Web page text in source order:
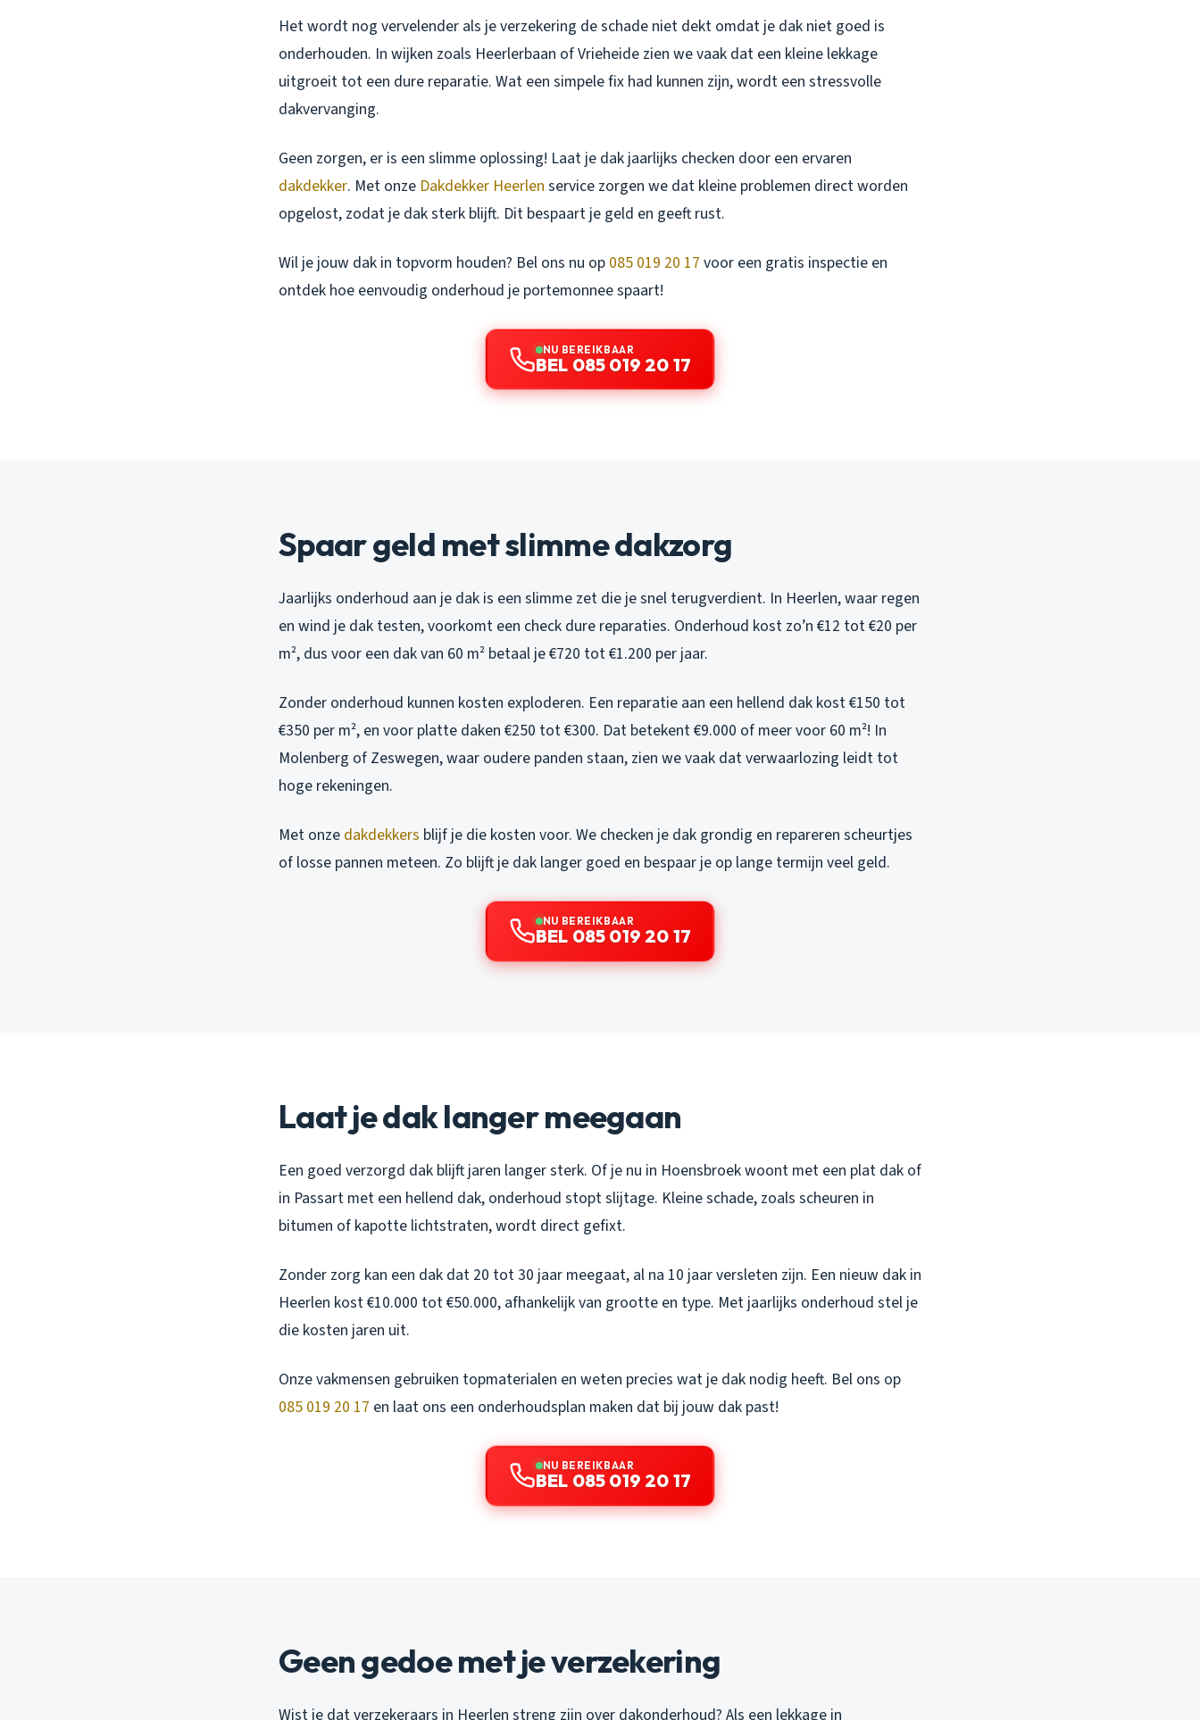
Het wordt nog vervelender als je verzekering de schade niet dekt omdat je dak niet goed is
onderhouden. In wijken zoals Heerlerbaan of Vrieheide zien we vaak dat een kleine lekkage
uitgroeit tot een dure reparatie. Wat een simpele fix had kunnen zijn, wordt een stressvolle
dakvervanging.
Geen zorgen, er is een slimme oplossing! Laat je dak jaarlijks checken door een ervaren
dakdekker. Met onze Dakdekker Heerlen service zorgen we dat kleine problemen direct worden
opgelost, zodat je dak sterk blijft. Dit bespaart je geld en geeft rust.
Wil je jouw dak in topvorm houden? Bel ons nu op 085 019 20 17 voor een gratis inspectie en
ontdek hoe eenvoudig onderhoud je portemonnee spaart!
NU BEREIKBAAR
BEL 085 019 20 17
Spaar geld met slimme dakzorg
Jaarlijks onderhoud aan je dak is een slimme zet die je snel terugverdient. In Heerlen, waar regen
en wind je dak testen, voorkomt een check dure reparaties. Onderhoud kost zo’n €12 tot €20 per
m², dus voor een dak van 60 m² betaal je €720 tot €1.200 per jaar.
Zonder onderhoud kunnen kosten exploderen. Een reparatie aan een hellend dak kost €150 tot
€350 per m², en voor platte daken €250 tot €300. Dat betekent €9.000 of meer voor 60 m²! In
Molenberg of Zeswegen, waar oudere panden staan, zien we vaak dat verwaarlozing leidt tot
hoge rekeningen.
Met onze dakdekkers blijf je die kosten voor. We checken je dak grondig en repareren scheurtjes
of losse pannen meteen. Zo blijft je dak langer goed en bespaar je op lange termijn veel geld.
NU BEREIKBAAR
BEL 085 019 20 17
Laat je dak langer meegaan
Een goed verzorgd dak blijft jaren langer sterk. Of je nu in Hoensbroek woont met een plat dak of
in Passart met een hellend dak, onderhoud stopt slijtage. Kleine schade, zoals scheuren in
bitumen of kapotte lichtstraten, wordt direct gefixt.
Zonder zorg kan een dak dat 20 tot 30 jaar meegaat, al na 10 jaar versleten zijn. Een nieuw dak in
Heerlen kost €10.000 tot €50.000, afhankelijk van grootte en type. Met jaarlijks onderhoud stel je
die kosten jaren uit.
Onze vakmensen gebruiken topmaterialen en weten precies wat je dak nodig heeft. Bel ons op
085 019 20 17 en laat ons een onderhoudsplan maken dat bij jouw dak past!
NU BEREIKBAAR
BEL 085 019 20 17
Geen gedoe met je verzekering
Wist je dat verzekeraars in Heerlen streng zijn over dakonderhoud? Als een lekkage in